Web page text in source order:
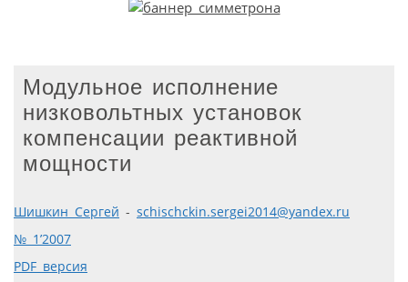
Модульное исполнение
низковольтных установок
компенсации реактивной
мощности
Шишкин Сергей - schischckin.sergei2014@yandex.ru
№ 1’2007
PDF версия